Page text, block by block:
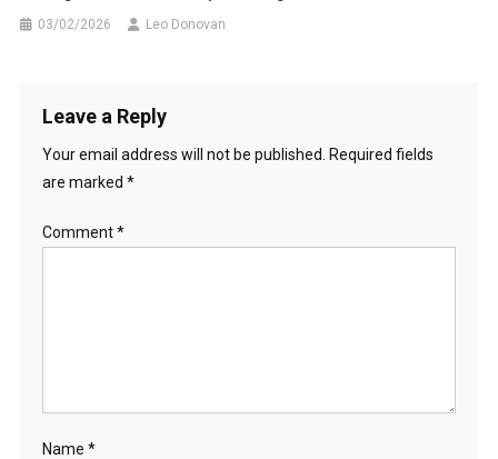
03/02/2026 Leo Donovan
Leave a Reply
Your email address will not be published. Required fields
are marked *
Comment*
Name *